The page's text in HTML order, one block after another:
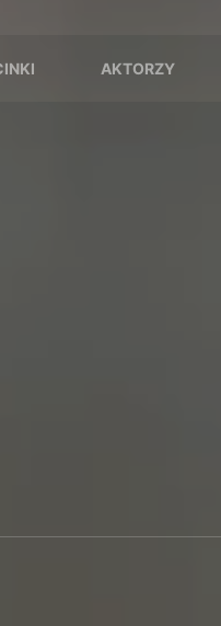
AKTORZY